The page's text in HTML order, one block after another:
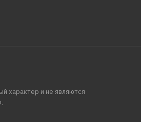
характер и не являются